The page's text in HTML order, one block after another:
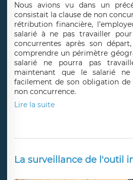
Nous avions vu dans un
consistait la clause de non
rétribution financière,
salarié à ne pas travailler
concurrentes après son
comprendre un périmètre
salarié ne pourra pas
maintenant que le salarié
facilement de son obligation de
non concurrence.
Lire la suite
La surveillance de l'outil